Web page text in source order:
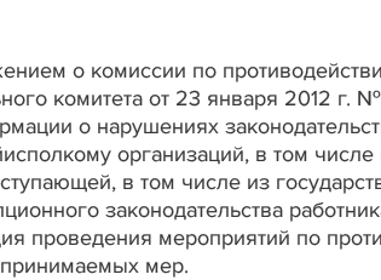
о комиссии по
комитета от 23 января 2012
о нарушениях
организаций, в том
в том числе из
законодательства
проведения мероприятий по
мер.